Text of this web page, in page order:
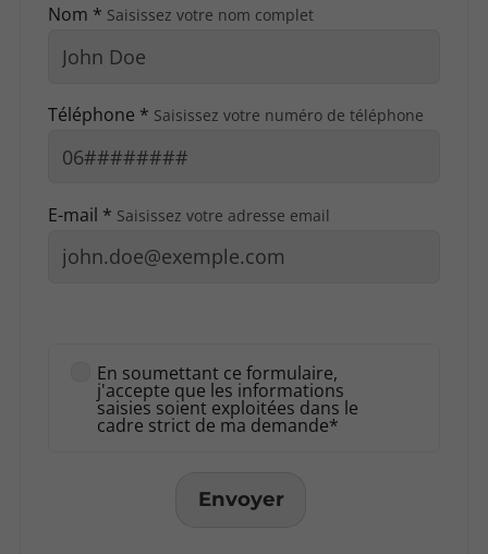
Nom * Saisissez votre nom complet
Téléphone * Saisissez votre numéro de téléphone
E-mail * Saisissez votre adresse email
En soumettant ce formulaire,
j'accepte que les informations
saisies soient exploitées dans le
cadre strict de ma demande*
Envoyer